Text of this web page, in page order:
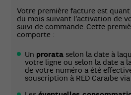
Votre première facture est quant
du mois suivant l’activation de
suivi de commande. Cette
comporte :
Un prorata selon la date à
votre ligne ou selon la date a
de votre numéro a été
souscription à RED Caraïbe